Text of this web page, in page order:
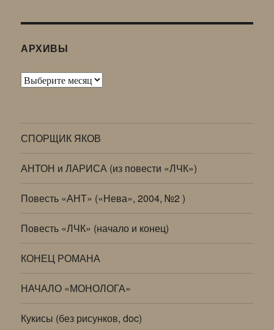
АРХИВЫ
Архивы
СПОРЩИК ЯКОВ
АНТОН и ЛАРИСА (из повести «ЛЧК»)
Повесть «АНТ» («Нева», 2004, №2 )
Повесть «ЛЧК» (начало и конец)
КОНЕЦ РОМАНА
НАЧАЛО «МОНОЛОГА»
Кукисы (без рисунков, doc)